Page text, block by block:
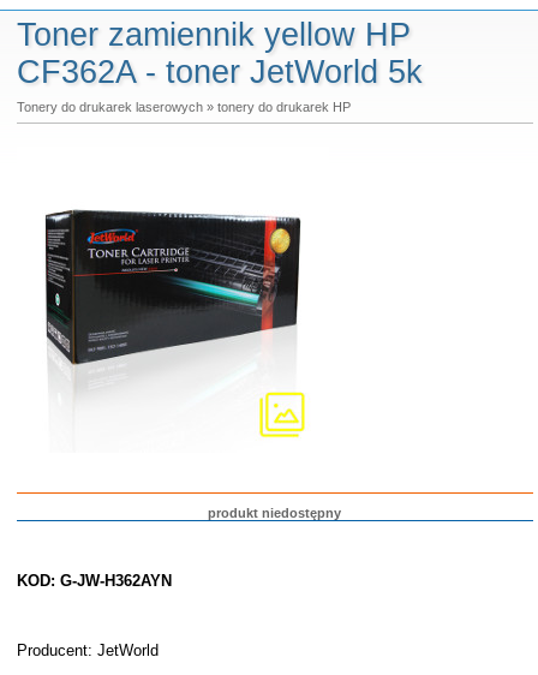
Toner zamiennik yellow HP
CF362A - toner JetWorld 5k
Tonery do drukarek laserowych» tonery do drukarek HP
produkt niedostępny
KOD: G-JW-H362AYN
Producent: JetWorld